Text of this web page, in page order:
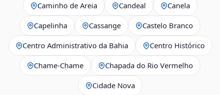
Caminho de Areia Candeal Canela
Capelinha Cassange Castelo Branco
Centro Administrativo da Bahia Centro Histórico
Chame-Chame Chapada do Rio Vermelho
Cidade Nova